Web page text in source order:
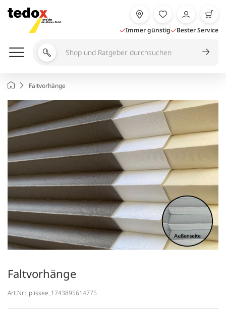
Inhalt
springen
Immer günstig Bester Service
Shop
durchsuchen
StartseiteFaltvorhänge
Faltvorhänge
Art.Nr.: plissee_1743895614775